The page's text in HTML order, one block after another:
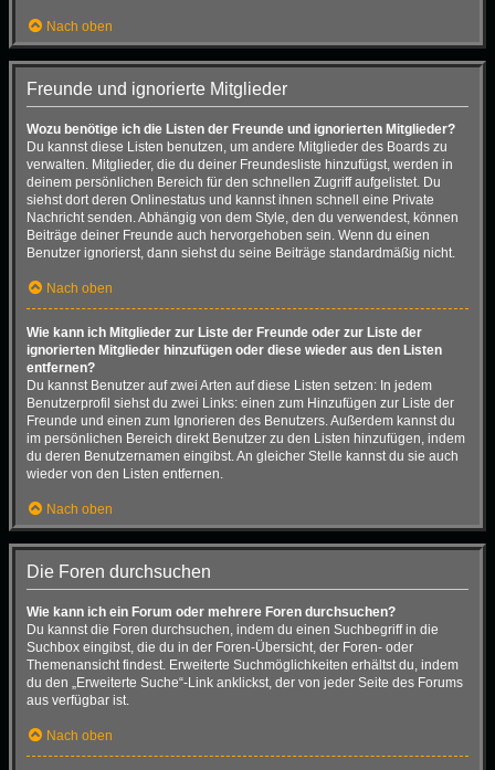
Nach oben
Freunde und ignorierte Mitglieder
Wozu benötige ich die Listen der Freunde und ignorierten Mitglieder?
Du kannst diese Listen benutzen, um andere Mitglieder des Boards zu
verwalten. Mitglieder, die du deiner Freundesliste hinzufügst, werden in
deinem persönlichen Bereich für den schnellen Zugriff aufgelistet. Du
siehst dort deren Onlinestatus und kannst ihnen schnell eine Private
Nachricht senden. Abhängig von dem Style, den du verwendest, können
Beiträge deiner Freunde auch hervorgehoben sein. Wenn du einen
Benutzer ignorierst, dann siehst du seine Beiträge standardmäßig nicht.
Nach oben
Wie kann ich Mitglieder zur Liste der Freunde oder zur Liste der
ignorierten Mitglieder hinzufügen oder diese wieder aus den Listen
entfernen?
Du kannst Benutzer auf zwei Arten auf diese Listen setzen: In jedem
Benutzerprofil siehst du zwei Links: einen zum Hinzufügen zur Liste der
Freunde und einen zum Ignorieren des Benutzers. Außerdem kannst du
im persönlichen Bereich direkt Benutzer zu den Listen hinzufügen, indem
du deren Benutzernamen eingibst. An gleicher Stelle kannst du sie auch
wieder von den Listen entfernen.
Nach oben
Die Foren durchsuchen
Wie kann ich ein Forum oder mehrere Foren durchsuchen?
Du kannst die Foren durchsuchen, indem du einen Suchbegriff in die
Suchbox eingibst, die du in der Foren-Übersicht, der Foren- oder
Themenansicht findest. Erweiterte Suchmöglichkeiten erhältst du, indem
du den „Erweiterte Suche“-Link anklickst, der von jeder Seite des Forums
aus verfügbar ist.
Nach oben